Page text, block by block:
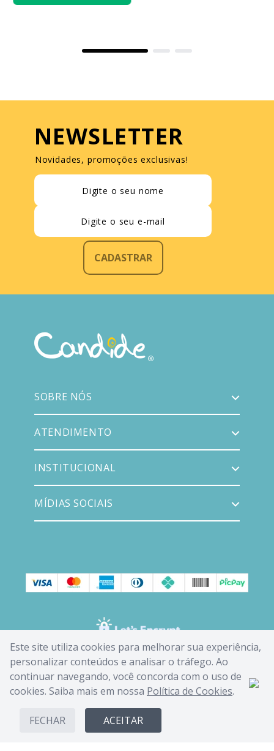
Este site utiliza cookies para melhorar sua experiência,
personalizar conteúdos e analisar o tráfego. Ao
continuar navegando, você concorda com o uso de
cookies. Saiba mais em nossa Política de Cookies.
FECHAR ACEITAR
NEWSLETTER
Novidades, promoções exclusivas!
CADASTRAR
SOBRE NÓS
ATENDIMENTO
INSTITUCIONAL
MÍDIAS SOCIAIS